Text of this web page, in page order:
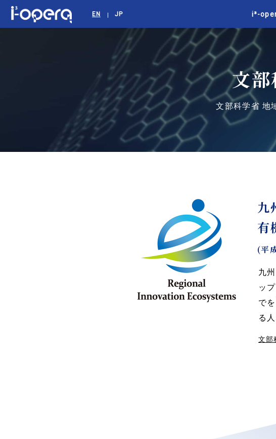
i³-
EN JP
文部
文部科学省 地
九
有
(平
九
ッ
で
る
文部